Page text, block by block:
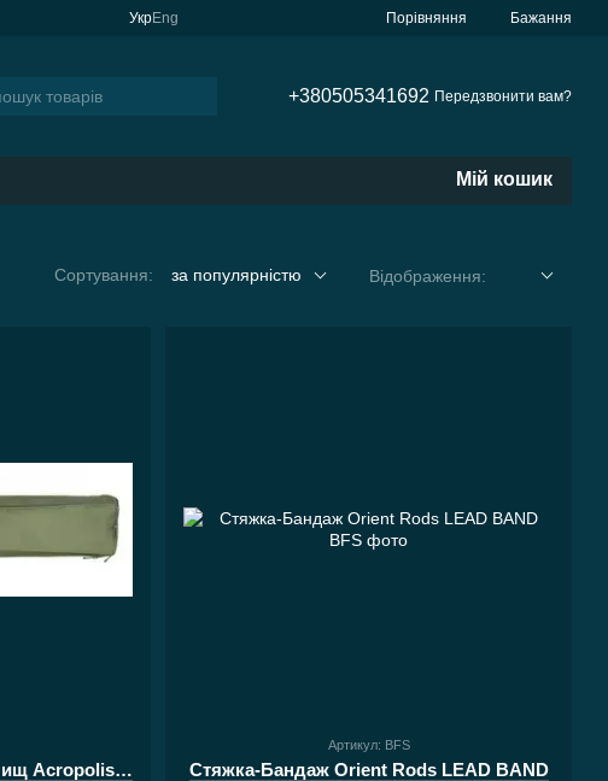
УкрEng Порівняння Бажання
+380505341692 Передзвонити вам?
Мій кошик
Сортування: за популярністю Відображення:
Кофр жорсткий для вудилищ Acropolis КВ-2
Артикул: BFS
Стяжка-Бандаж Orient Rods LEAD BAND